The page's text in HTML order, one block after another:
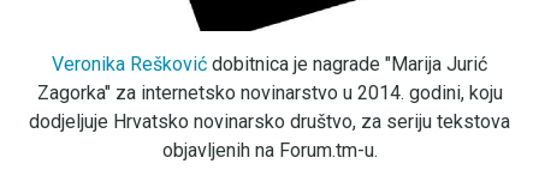
Veronika Rešković dobitnica je nagrade "Marija Jurić
Zagorka" za internetsko novinarstvo u 2014. godini, koju
dodjeljuje Hrvatsko novinarsko društvo, za seriju tekstova
objavljenih na Forum.tm-u.